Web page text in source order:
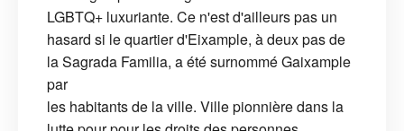
LGBTQ+ luxuriante. Ce n'est d'ailleurs pas un
hasard si le quartier d'Eixample, à deux pas de
la Sagrada Familia, a été surnommé Gaixample
par
les habitants de la ville. Ville pionnière dans la